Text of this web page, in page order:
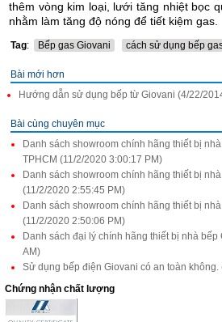
thêm vòng kim loại, lưới tăng nhiệt bọc
nhằm làm tăng độ nóng để tiết kiệm gas.
Tag: Bếp gas Giovani cách sử dụng bếp
Bài mới hơn
Hướng dẫn sử dụng bếp từ Giovani (4/22/
Bài cùng chuyên mục
Danh sách showroom chính hãng thiết bị
TPHCM (11/2/2020 3:00:17 PM)
Danh sách showroom chính hãng thiết bị
(11/2/2020 2:55:45 PM)
Danh sách showroom chính hãng thiết bị
(11/2/2020 2:50:06 PM)
Danh sách đại lý chính hãng thiết bị nhà bếp
AM)
Sử dụng bếp điện Giovani có an toàn không.
Chứng nhận chất lượng